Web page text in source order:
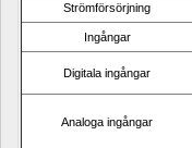
Strömförsörjning
Ingångar
Digitala ingångar
Analoga ingångar